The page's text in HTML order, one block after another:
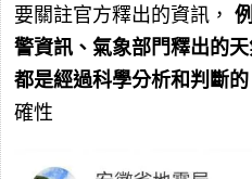
要關註官方釋出的資訊，
警資訊、氣象部門釋出的
都是經過科學分析和判斷的
確性